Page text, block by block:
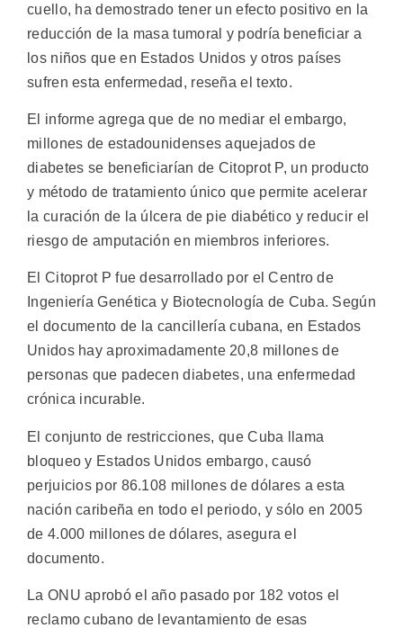
cuello, ha demostrado tener un efecto positivo en la
reducción de la masa tumoral y podría beneficiar a
los niños que en Estados Unidos y otros países
sufren esta enfermedad, reseña el texto.
El informe agrega que de no mediar el embargo,
millones de estadounidenses aquejados de
diabetes se beneficiarían de Citoprot P, un producto
y método de tratamiento único que permite acelerar
la curación de la úlcera de pie diabético y reducir el
riesgo de amputación en miembros inferiores.
El Citoprot P fue desarrollado por el Centro de
Ingeniería Genética y Biotecnología de Cuba. Según
el documento de la cancillería cubana, en Estados
Unidos hay aproximadamente 20,8 millones de
personas que padecen diabetes, una enfermedad
crónica incurable.
El conjunto de restricciones, que Cuba llama
bloqueo y Estados Unidos embargo, causó
perjuicios por 86.108 millones de dólares a esta
nación caribeña en todo el periodo, y sólo en 2005
de 4.000 millones de dólares, asegura el
documento.
La ONU aprobó el año pasado por 182 votos el
reclamo cubano de levantamiento de esas